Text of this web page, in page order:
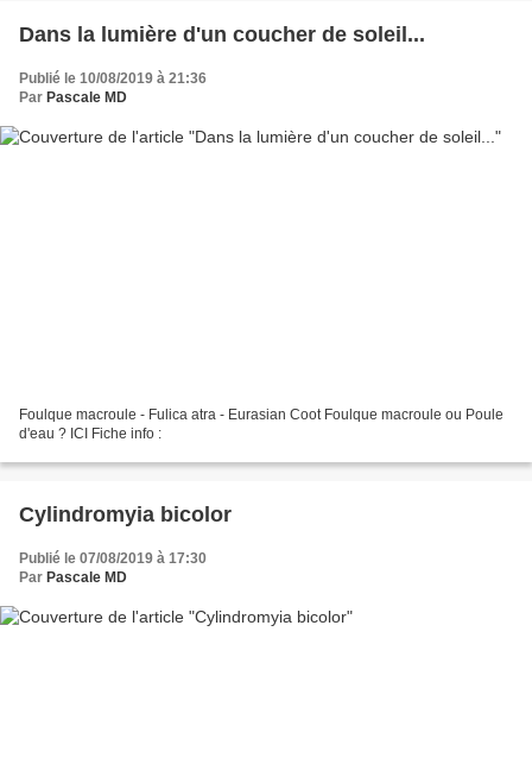
Dans la lumière d'un coucher de soleil...
Publié le 10/08/2019 à 21:36
Par Pascale MD
Foulque macroule - Fulica atra - Eurasian Coot Foulque macroule ou Poule
d'eau ? ICI Fiche info :
Cylindromyia bicolor
Publié le 07/08/2019 à 17:30
Par Pascale MD